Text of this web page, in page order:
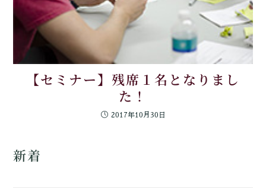
【セミナー】残席１名となりまし
た！
2017年10月30日
新着